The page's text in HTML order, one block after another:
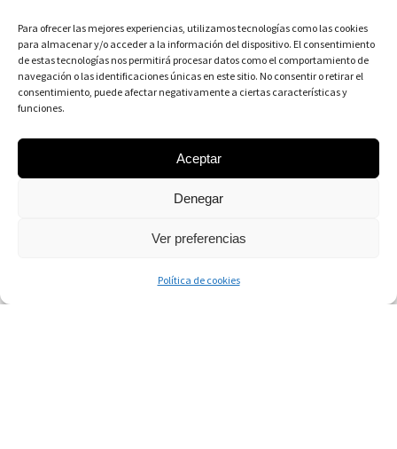
Para ofrecer las mejores experiencias, utilizamos tecnologías como las cookies
para almacenar y/o acceder a la información del dispositivo. El consentimiento
de estas tecnologías nos permitirá procesar datos como el comportamiento de
navegación o las identificaciones únicas en este sitio. No consentir o retirar el
consentimiento, puede afectar negativamente a ciertas características y
funciones.
Aceptar
Denegar
Ver preferencias
Política de cookies